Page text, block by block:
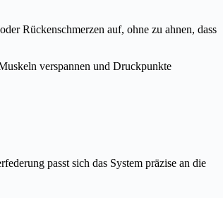
Rückenschmerzen auf, ohne zu ahnen, dass
verspannen und Druckpunkte
passt sich das System präzise an die